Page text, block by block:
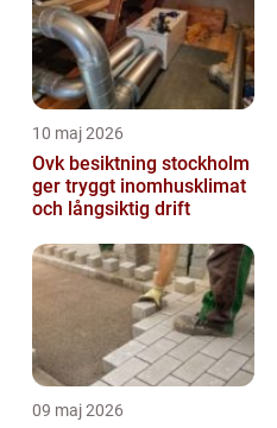
10 maj 2026
Ovk besiktning stockholm
ger tryggt inomhusklimat
och långsiktig drift
09 maj 2026